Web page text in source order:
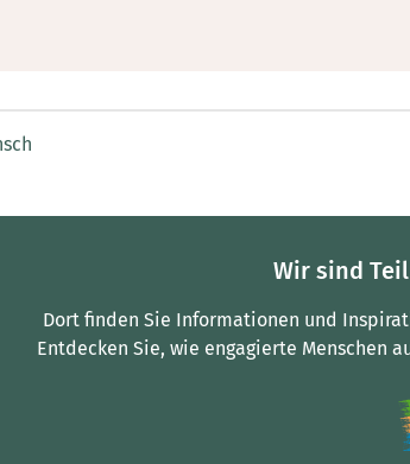
Wir sind
Dort finden Sie Informationen und
Entdecken Sie, wie engagierte Menschen